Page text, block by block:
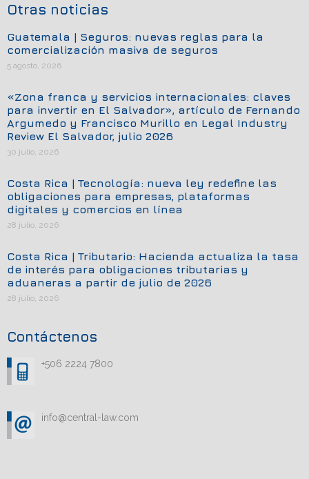
Otras noticias
Guatemala | Seguros: nuevas reglas para la
comercialización masiva de seguros
5 agosto, 2026
«Zona franca y servicios internacionales: claves
para invertir en El Salvador», artículo de Fernando
Argumedo y Francisco Murillo en Legal Industry
Review El Salvador, julio 2026
30 julio, 2026
Costa Rica | Tecnología: nueva ley redefine las
obligaciones para empresas, plataformas
digitales y comercios en línea
28 julio, 2026
Costa Rica | Tributario: Hacienda actualiza la tasa
de interés para obligaciones tributarias y
aduaneras a partir de julio de 2026
28 julio, 2026
Contáctenos
+506 2224 7800
info@central-law.com